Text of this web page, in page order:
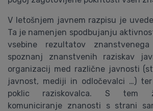
V letošnjem javnem razpisu je
Ta je namenjen spodbujanju
vsebine rezultatov
spoznanj znanstvenih raziskav
organizacij med različne javnosti
javnost, mediji in odločevalci …)
poklic raziskovalca. S tem
komuniciranje znanosti s strani